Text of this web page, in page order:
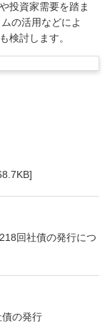
投資家需要を踏ま
の活用などによ
検討します。
回社債の発行につ
の発行